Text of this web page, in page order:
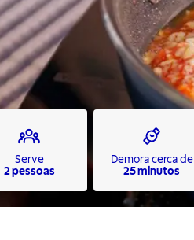
Serve
2 pessoas
Demora cerca de
25 minutos